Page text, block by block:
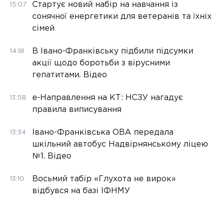
15:07
Стартує новий набір на навчання із
сонячної енергетики для ветеранів та їхніх
сімей
14:18
В Івано-Франківську підбили підсумки
акції щодо боротьби з вірусними
гепатитами. Відео
13:58
е-Направлення на КТ: НСЗУ нагадує
правила виписування
13:34
Івано-Франківська ОВА передала
шкільний автобус Надвірнянському ліцею
№1. Відео
13:10
Восьмий табір «Глухота не вирок»
відбувся на базі ІФНМУ